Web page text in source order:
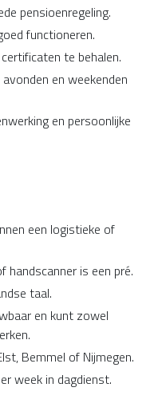
pensioenregeling.
functioneren.
te behalen.
en weekenden
en persoonlijke
een logistieke of
handscanner is een pré.
taal.
en kunt zowel
Bemmel of Nijmegen.
week in dagdienst.